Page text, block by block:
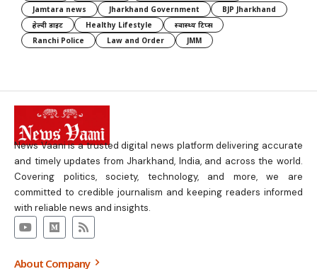
Jamtara news
Jharkhand Government
BJP Jharkhand
हेल्दी डाइट
Healthy Lifestyle
स्वास्थ्य टिप्स
Ranchi Police
Law and Order JMM
News Vaani is a trusted digital news platform delivering accurate
and timely updates from Jharkhand, India, and across the world.
Covering politics, society, technology, and more, we are
committed to credible journalism and keeping readers informed
with reliable news and insights.
About Company